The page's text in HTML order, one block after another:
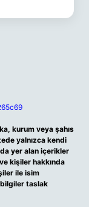
kurum veya şahıs
yalnızca kendi
yer alan içerikler
kişiler hakkında
ile isim
taslak